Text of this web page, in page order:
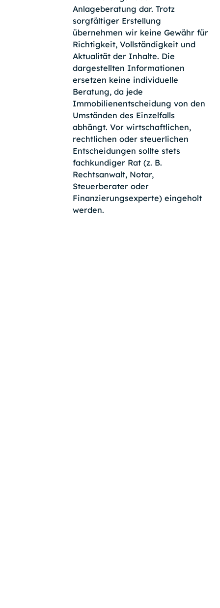
Anlageberatung dar. Trotz
sorgfältiger Erstellung
übernehmen wir keine Gewähr für
Richtigkeit, Vollständigkeit und
Aktualität der Inhalte. Die
dargestellten Informationen
ersetzen keine individuelle
Beratung, da jede
Immobilienentscheidung von den
Umständen des Einzelfalls
abhängt. Vor wirtschaftlichen,
rechtlichen oder steuerlichen
Entscheidungen sollte stets
fachkundiger Rat (z. B.
Rechtsanwalt, Notar,
Steuerberater oder
Finanzierungsexperte) eingeholt
werden.